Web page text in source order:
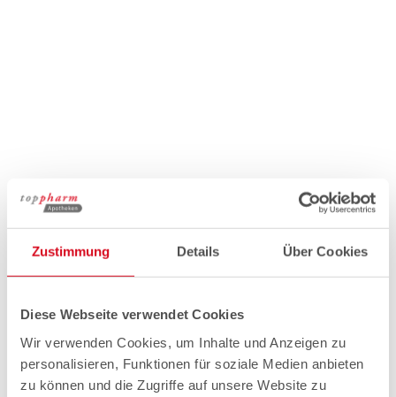
Zustimmung Details Über Cookies
Diese Webseite verwendet Cookies
Wir verwenden Cookies, um Inhalte und Anzeigen zu
personalisieren, Funktionen für soziale Medien anbieten
zu können und die Zugriffe auf unsere Website zu